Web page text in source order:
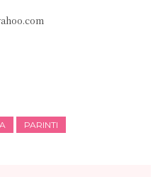
PARINTI